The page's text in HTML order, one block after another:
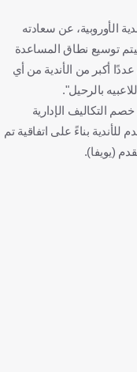
الأوروبية، عن سعادته
سيتم توسيع نطاق المساعدة
أكبر من الأندية من أي
بالرحيل".
التكاليف الإدارية
للأندية بناءً على اتفاقية تم
(يويفا).